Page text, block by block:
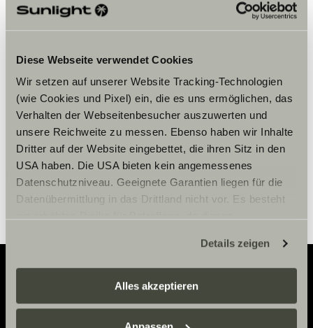
Diese Webseite verwendet Cookies
Wir setzen auf unserer Website Tracking-Technologien
(wie Cookies und Pixel) ein, die es uns ermöglichen, das
Verhalten der Webseitenbesucher auszuwerten und
unsere Reichweite zu messen. Ebenso haben wir Inhalte
Dritter auf der Website eingebettet, die ihren Sitz in den
USA haben. Die USA bieten kein angemessenes
Datenschutzniveau. Geeignete Garantien liegen für die
Datenübermittlung in das Drittland nicht vor. Es besteht
zustehen. Eingesetzte Dienstleister können Daten für
eigene Zwecke verarbeiten und mit anderen Daten
zusammenführen. Weitere Informationen finden Sie hier:
Datenschutzerklärung
Details zeigen
Alles akzeptieren
afficher le contenu.
Paramètre des cookies
Adventure